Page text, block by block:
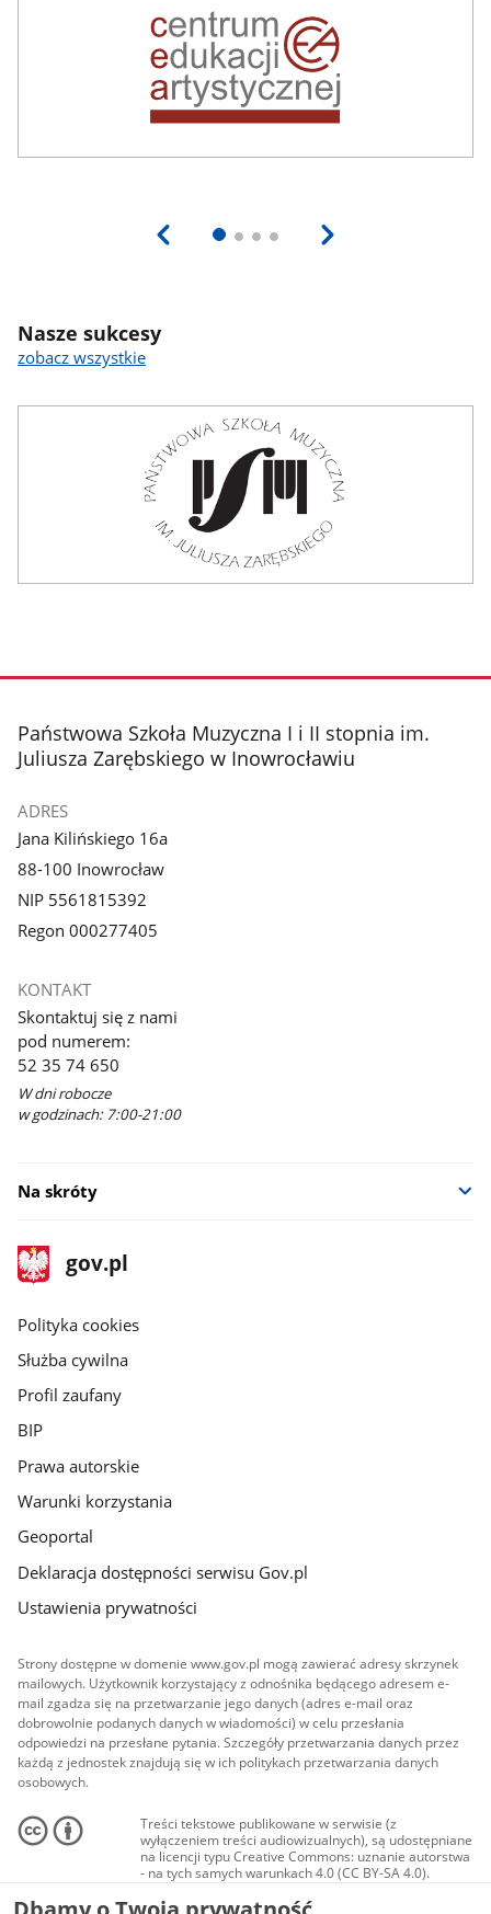
Nasze sukcesy
zobacz wszystkie
stopka
Państwowa Szkoła Muzyczna I i II stopnia im.
Juliusza Zarębskiego w Inowrocławiu
ADRES
Jana Kilińskiego 16a
88-100 Inowrocław
NIP 5561815392
Regon 000277405
KONTAKT
Skontaktuj się z nami
pod numerem:
52 35 74 650
W dni robocze
w godzinach: 7:00-21:00
Na skróty
stopka
gov.pl
Strona
gov.pl
gov.pl
Polityka cookies
Służba cywilna
Profil zaufany
BIP
Prawa autorskie
Warunki korzystania
Geoportal
Deklaracja dostępności serwisu Gov.pl
Ustawienia prywatności
Strony dostępne w domenie www.gov.pl mogą zawierać adresy skrzynek
mailowych. Użytkownik korzystający z odnośnika będącego adresem e-
mail zgadza się na przetwarzanie jego danych (adres e-mail oraz
dobrowolnie podanych danych w wiadomości) w celu przesłania
odpowiedzi na przesłane pytania. Szczegóły przetwarzania danych przez
każdą z jednostek znajdują się w ich politykach przetwarzania danych
osobowych.
Treści tekstowe publikowane w serwisie (z
wyłączeniem treści audiowizualnych), są udostępniane
na licencji typu Creative Commons: uznanie autorstwa
- na tych samych warunkach 4.0 (CC BY-SA 4.0).
Materiały audiowizualne, w tym zdjęcia, materiały
audio i wideo, są udostępniane na licencji typu